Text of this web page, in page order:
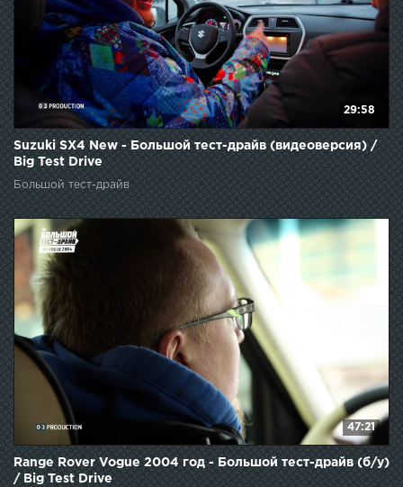
29:58
Suzuki SX4 New - Большой тест-драйв (видеоверсия) /
Big Test Drive
Большой тест-драйв
47:21
Range Rover Vogue 2004 год - Большой тест-драйв (б/у)
/ Big Test Drive